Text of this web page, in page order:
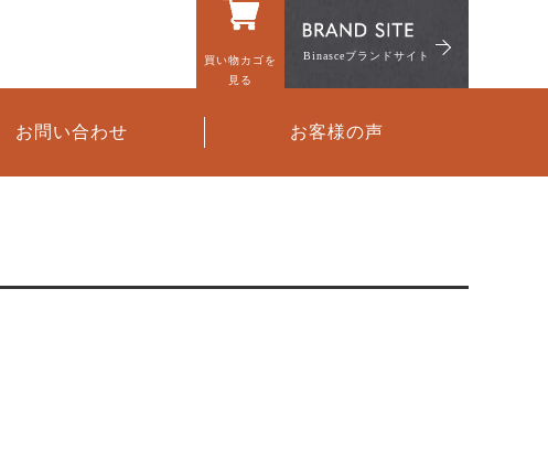
買い物カゴを
見る
Binasceブランドサイト
お問い合わせ お客様の声